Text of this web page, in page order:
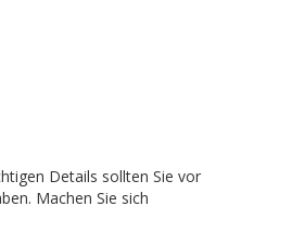
Details sollten Sie vor
Machen Sie sich